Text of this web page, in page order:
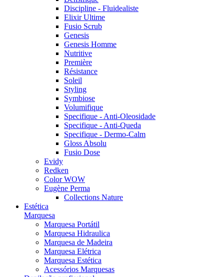
Discipline - Fluidealiste
Elixir Ultime
Fusio Scrub
Genesis
Genesis Homme
Nutritive
Première
Résistance
Soleil
Styling
Symbiose
Volumifique
Specifique - Anti-Oleosidade
Specifique - Anti-Queda
Specifique - Dermo-Calm
Gloss Absolu
Fusio Dose
Evidy
Redken
Color WOW
Eugène Perma
Collections Nature
Estética
Marquesa
Marquesa Portátil
Marquesa Hidraulica
Marquesa de Madeira
Marquesa Elétrica
Marquesa Estética
Acessórios Marquesas